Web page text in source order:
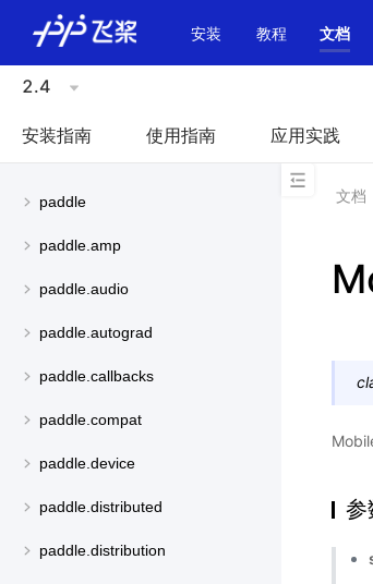
安装 教程 文档
2.4
安装指南 使用指南 应用实践
paddle
paddle.amp
paddle.audio
paddle.autograd
paddle.callbacks
paddle.compat
paddle.device
paddle.distributed
paddle.distribution
文档
参